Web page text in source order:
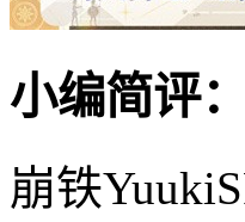
小编简评：
崩铁